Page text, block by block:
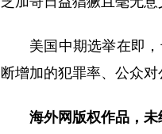
美国中期选举在即
断增加的犯罪率、公众
海外网版权作品，